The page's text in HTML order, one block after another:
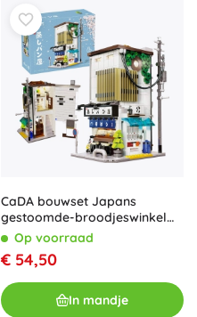
CaDA bouwset Japans
gestoomde-broodjeswinkel
met LED-verlichting, 1108
onderdelen
Op voorraad
€ 54,50
In mandje